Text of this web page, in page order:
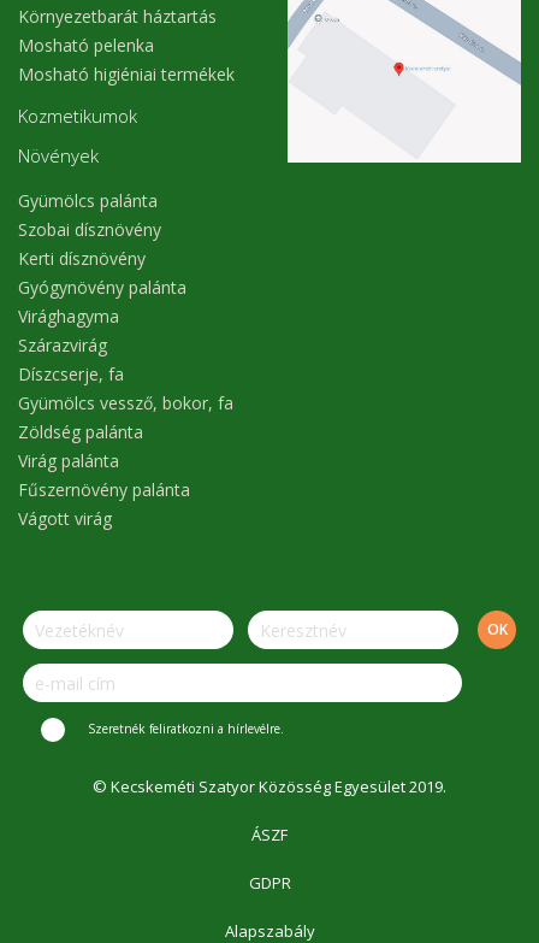
Környezetbarát háztartás
Mosható pelenka
Mosható higiéniai termékek
Kozmetikumok
Növények
Gyümölcs palánta
Szobai dísznövény
Kerti dísznövény
Gyógynövény palánta
Virághagyma
Szárazvirág
Díszcserje, fa
Gyümölcs vessző, bokor, fa
Zöldség palánta
Virág palánta
Fűszernövény palánta
Vágott virág
Szeretnék feliratkozni a hírlevélre.
© Kecskeméti Szatyor Közösség Egyesület 2019.
ÁSZF
GDPR
Alapszabály